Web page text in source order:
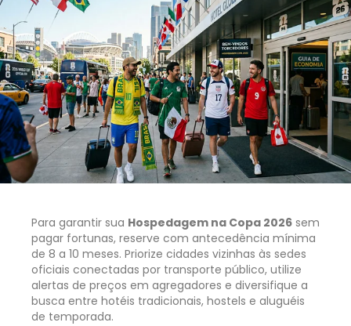
Para garantir sua Hospedagem na Copa 2026 sem
pagar fortunas, reserve com antecedência mínima
de 8 a 10 meses. Priorize cidades vizinhas às sedes
oficiais conectadas por transporte público, utilize
alertas de preços em agregadores e diversifique a
busca entre hotéis tradicionais, hostels e aluguéis
de temporada.